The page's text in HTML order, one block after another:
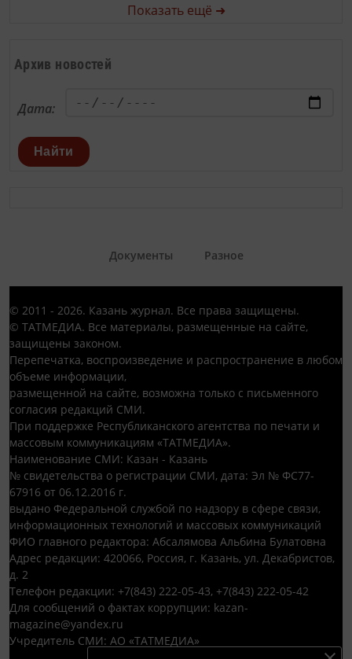
Показать ещё ➜
Архив новостей
Дата:
Найти
Документы Разное
© 2011 - 2026. Казань журнал. Все права защищены.
© ТАТМЕДИА. Все материалы, размещенные на сайте,
защищены законом.
Перепечатка, воспроизведение и распространение в любом
объеме информации,
размещенной на сайте, возможна только с письменного
согласия редакций СМИ.
При поддержке Республиканского агентства по печати и
массовым коммуникациям «ТАТМЕДИА».
Наименование СМИ: Казан - Казань
№ свидетельства о регистрации СМИ, дата: Эл № ФС77-
67916 от 06.12.2016 г.
выдано Федеральной службой по надзору в сфере связи,
информационных технологий и массовых коммуникаций
ФИО главного редактора: Абсалямова Альбина Булатовна
Адрес редакции: 420066, Россия, г. Казань, ул. Декабристов,
д. 2
Телефон редакции: +7(843) 222-05-43, +7(843) 222-05-42
Для сообщений о фактах коррупции: kazan-
magazine@yandex.ru
Учредитель СМИ: АО «ТАТМЕДИА»